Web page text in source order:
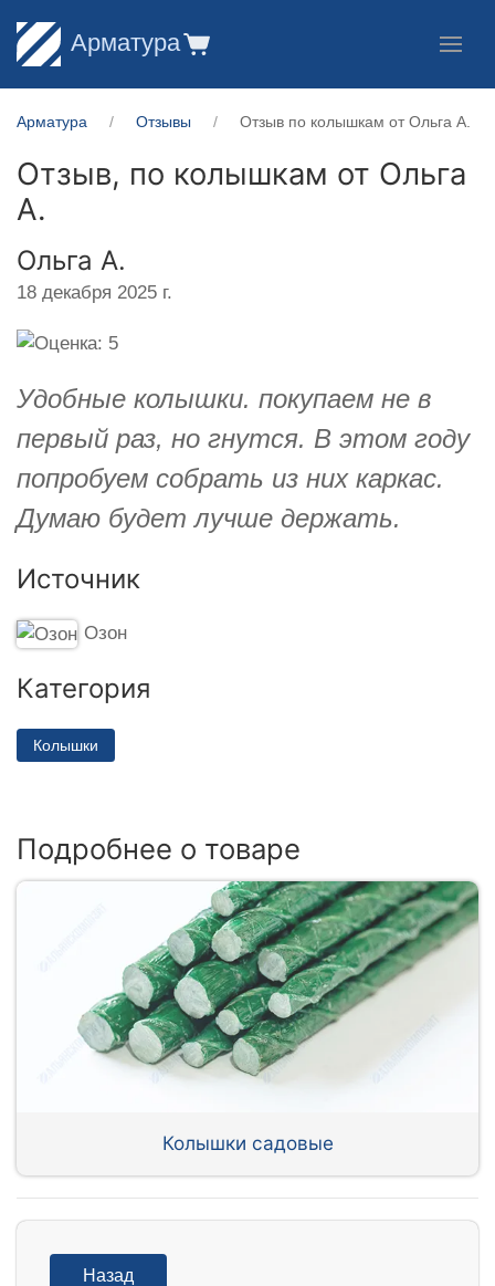
Арматура
Арматура Отзывы Отзыв по колышкам от Ольга А.
Отзыв, по колышкам от Ольга
А.
Ольга А.
18 декабря 2025 г.
Удобные колышки. покупаем не в
первый раз, но гнутся. В этом году
попробуем собрать из них каркас.
Думаю будет лучше держать.
Источник
Озон
Категория
Колышки
Подробнее о товаре
Колышки садовые
Назад